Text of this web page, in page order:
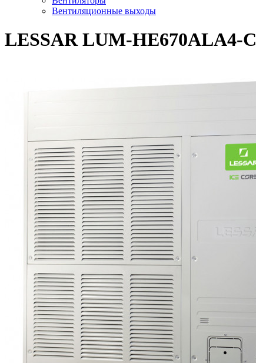
Вентиляционные выходы
LESSAR LUM-HE670ALA4-C